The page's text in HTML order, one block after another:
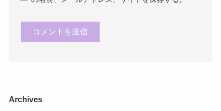
Archives